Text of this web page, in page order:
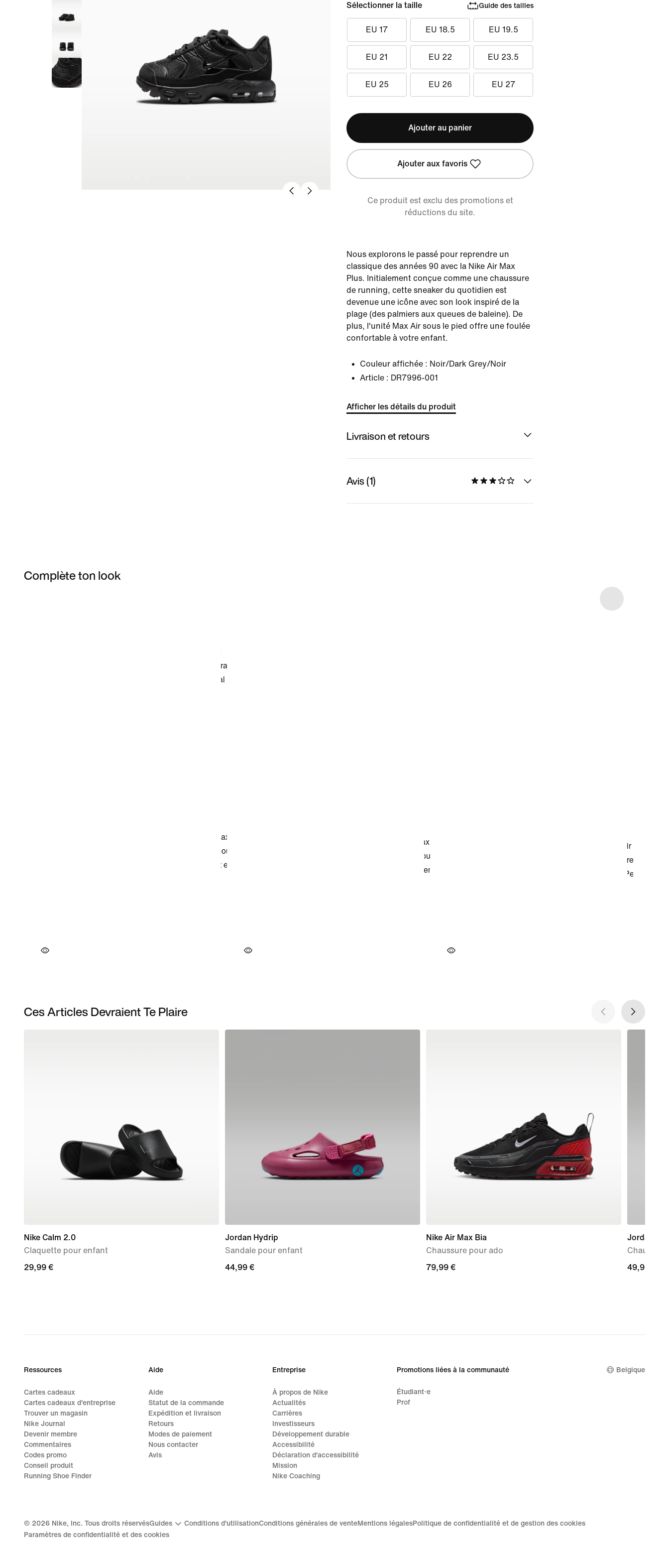
Sélectionner la taille Guide des tailles
EU 17 EU 18.5 EU 19.5
EU 21 EU 22 EU 23.5
EU 25 EU 26 EU 27
Ajouter au panier
Ajouter aux favoris
Ce produit est exclu des promotions et
réductions du site.
Nous explorons le passé pour reprendre un
classique des années 90 avec la Nike Air Max
Plus. Initialement conçue comme une chaussure
de running, cette sneaker du quotidien est
devenue une icône avec son look inspiré de la
plage (des palmiers aux queues de baleine). De
plus, l'unité Max Air sous le pied offre une foulée
confortable à votre enfant.
Couleur affichée : Noir/Dark Grey/Noir
Article : DR7996-001
Afficher les détails du produit
Livraison et retours
Avis (1)
Complète ton look
Ces Articles Devraient Te Plaire
Nike Calm 2.0
Claquette pour enfant
29,99 €
29,99 €
Jordan Hydrip
Sandale pour enfant
44,99 €
44,99 €
Nike Air Max Bia
Chaussure pour ado
79,99 €
79,99 €
Jordan
49,99 €
49,99 €
Ressources
Cartes cadeaux
Cartes cadeaux d'entreprise
Trouver un magasin
Nike Journal
Devenir membre
Commentaires
Codes promo
Conseil produit
Running Shoe Finder
Aide
Aide
Statut de la commande
Expédition et livraison
Retours
Modes de paiement
Nous contacter
Avis
Entreprise
À propos de Nike
Actualités
Carrières
Investisseurs
Développement durable
Accessibilité
Déclaration d'accessibilité
Mission
Nike Coaching
Promotions liées à la communauté
Étudiant·e
Prof
Belgique
© 2026 Nike, Inc. Tous droits réservésGuides Conditions d'utilisationConditions générales de venteMentions légalesPolitique de confidentialité et de gestion des cookies
Paramètres de confidentialité et des cookies